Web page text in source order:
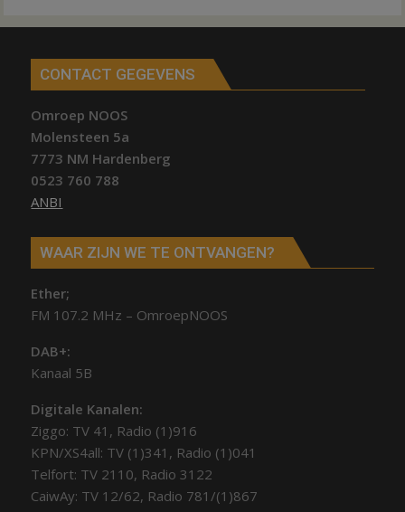
CONTACT GEGEVENS
Omroep NOOS
Molensteen 5a
7773 NM Hardenberg
0523 760 788
ANBI
WAAR ZIJN WE TE ONTVANGEN?
Ether;
FM 107.2 MHz – OmroepNOOS
DAB+:
Kanaal 5B
Digitale Kanalen:
Ziggo: TV 41, Radio (1)916
KPN/XS4all: TV (1)341, Radio (1)041
Telfort: TV 2110, Radio 3122
CaiwAy: TV 12/62, Radio 781/(1)867